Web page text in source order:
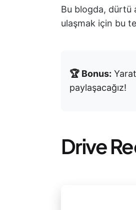
Bu blogda, dürtü
ulaşmak için bu
🏆 Bonus:
paylaşacağız!
Drive